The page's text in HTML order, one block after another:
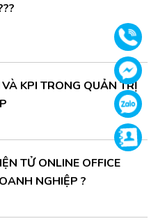
KPI TRONG QUẢN TRỊ
TỬ ONLINE OFFICE
NGHIỆP ?
Gọi